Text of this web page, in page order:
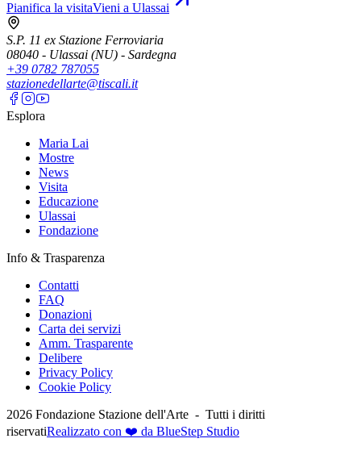
Pianifica la visitaVieni a Ulassai
S.P. 11 ex Stazione Ferroviaria
08040 - Ulassai (NU) - Sardegna
+39 0782 787055
stazionedellarte@tiscali.it
Esplora
Maria Lai
Mostre
News
Visita
Educazione
Ulassai
Fondazione
Info & Trasparenza
Contatti
FAQ
Donazioni
Carta dei servizi
Amm. Trasparente
Delibere
Privacy Policy
Cookie Policy
2026 Fondazione Stazione dell'Arte - Tutti i diritti
riservatiRealizzato con ❤️ da BlueStep Studio